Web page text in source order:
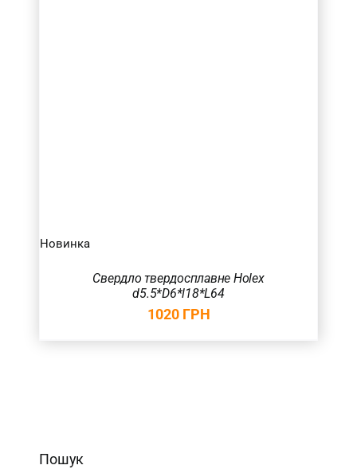
Новинка
Свердло твердосплавне Holex
d5.5*D6*l18*L64
1020 ГРН
Пошук